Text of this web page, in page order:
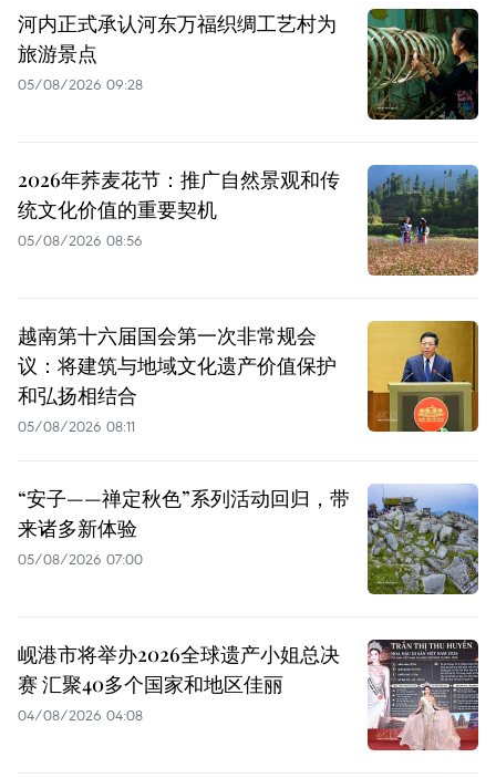
河内正式承认河东万福织绸工艺村为
旅游景点
05/08/2026 09:28
2026年荞麦花节：推广自然景观和传
统文化价值的重要契机
05/08/2026 08:56
越南第十六届国会第一次非常规会
议：将建筑与地域文化遗产价值保护
和弘扬相结合
05/08/2026 08:11
“安子——禅定秋色”系列活动回归，带
来诸多新体验
05/08/2026 07:00
岘港市将举办2026全球遗产小姐总决
赛 汇聚40多个国家和地区佳丽
04/08/2026 04:08